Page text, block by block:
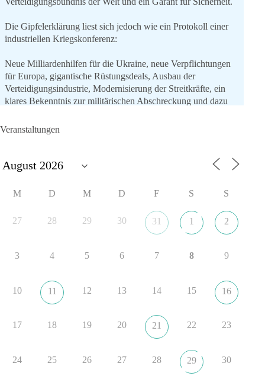
Die Gipfelerklärung liest sich jedoch wie ein Protokoll einer
industriellen Kriegskonferenz:
Neue Milliardenhilfen für die Ukraine, neue Verpflichtungen
für Europa, gigantische Rüstungsdeals, Ausbau der
Verteidigungsindustrie, Modernisierung der Streitkräfte, ein
klares Bekenntnis zur militärischen Abschreckung und dazu
aus der NATO. Ein Gipfel, der mehr nach Rüstungsdeal als
nach Friedenspolitik klingt, wird niemals Sicherheit schaffen,
#NATO
Veranstaltungen
M D M D F S S
27 28 29 30 31 1 2
3 4 5 6 7 8 9
10 11 12 13 14 15 16
17 18 19 20 21 22 23
24 25 26 27 28 29 30